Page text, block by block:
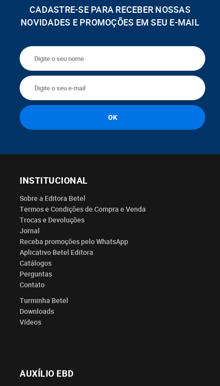
CADASTRE-SE PARA RECEBER NOSSAS
NOVIDADES E PROMOÇÕES EM SEU E-MAIL
INSTITUCIONAL
Sobre a Editora Betel
Termos e Condições de Compra e Venda
Trocas e Devoluções
Jornal
Receba promoções pelo WhatsApp
Aplicativo Betel Editora
Catálogos
Perguntas
Contato
Turminha Betel
Downloads
Vídeos
AUXÍLIO EBD